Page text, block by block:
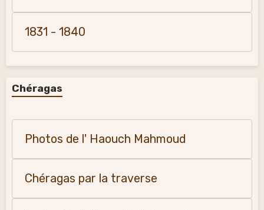
1831 - 1840
Chéragas
Photos de l' Haouch Mahmoud
Chéragas par la traverse